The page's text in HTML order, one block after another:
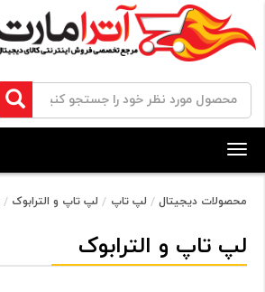
Toggle
navigation
محصولات دیجیتال لپ تاپ لپ تاپ و الترابوک
لپ تاپ و الترابوک